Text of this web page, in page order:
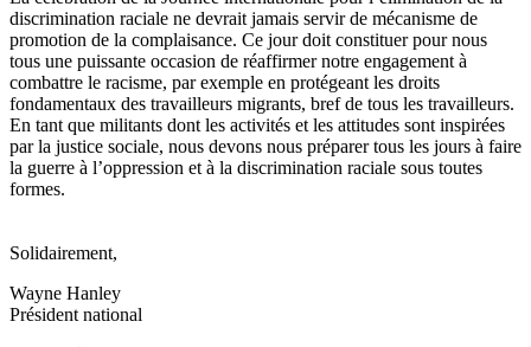
discrimination raciale ne devrait jamais servirde mécanisme de
promotion de la complaisance. Ce jourdoit constituerpournous
tous une puissante occasion de réaffirmer notre engagement à
combattre le racisme, parexemple en protégeant les droits
fondamentaux des travailleurs migrants, brefde tous les travailleurs.
En tant que militants dont les activités et les attitudes sont inspirées
par la justice sociale, nous devons nous préparer tous les jours à faire
la guerre à l’oppression et à la discrimination raciale sous toutes
formes.
Solidairement,
Wayne Hanley
Président national